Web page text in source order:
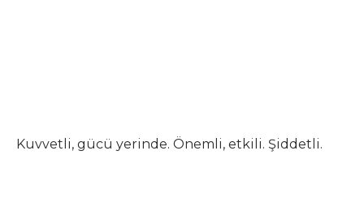
Kuvvetli, gücü yerinde. Önemli, etkili. Şiddetli.